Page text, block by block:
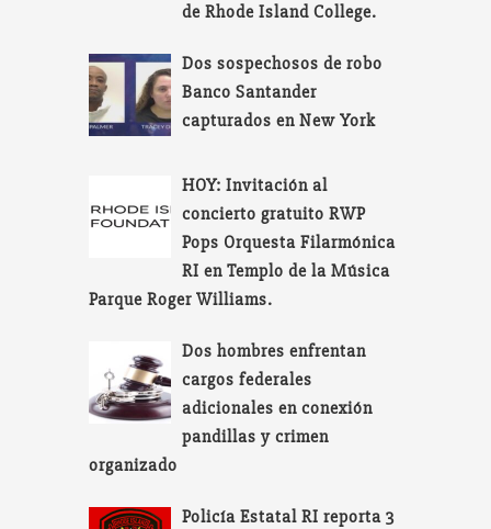
de Rhode Island College.
Dos sospechosos de robo
Banco Santander
capturados en New York
HOY: Invitación al
concierto gratuito RWP
Pops Orquesta Filarmónica
RI en Templo de la Música
Parque Roger Williams.
Dos hombres enfrentan
cargos federales
adicionales en conexión
pandillas y crimen
organizado
Policía Estatal RI reporta 3